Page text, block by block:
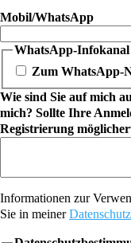
Mobil/WhatsApp
WhatsApp-Infokanal
Zum WhatsApp-
Wie sind Sie auf mich
mich? Sollte Ihre
Registrierung
Informationen zur
Sie in meiner